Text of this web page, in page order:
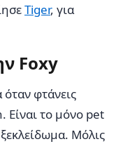
Tiger, για
Foxy
φτάνεις
το μόνο pet
Μόλις